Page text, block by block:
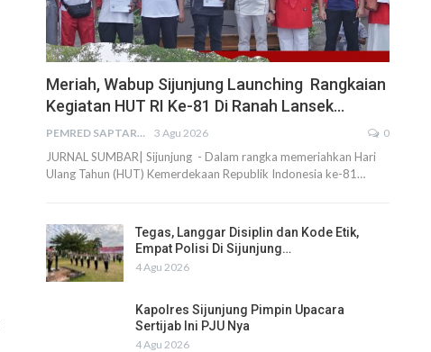
Meriah, Wabup Sijunjung Launching Rangkaian
Kegiatan HUT RI Ke-81 Di Ranah Lansek…
PEMRED SAPTARIUS 3 Agu 2026 0
JURNAL SUMBAR| Sijunjung - Dalam rangka memeriahkan Hari
Ulang Tahun (HUT) Kemerdekaan Republik Indonesia ke-81…
Tegas, Langgar Disiplin dan Kode Etik,
Empat Polisi Di Sijunjung…
4 Agu 2026
Kapolres Sijunjung Pimpin Upacara
Sertijab Ini PJU Nya
4 Agu 2026